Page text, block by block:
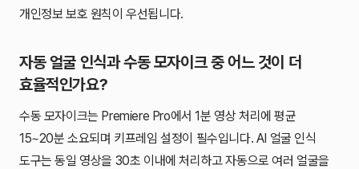
개인정보 보호 원칙이 우선됩니다.
자동 얼굴 인식과 수동 모자이크 중 어느 것이 더
효율적인가요?
수동 모자이크는 Premiere Pro에서 1분 영상 처리에 평균
15~20분 소요되며 키프레임 설정이 필수입니다. AI 얼굴 인식
도구는 동일 영상을 30초 이내에 처리하고 자동으로 여러 얼굴을